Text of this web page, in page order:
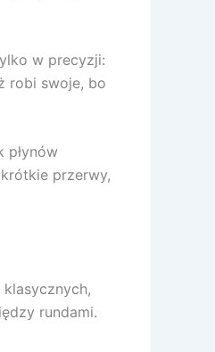
w precyzji:
robi swoje, bo
płynów
przerwy,
rundami.